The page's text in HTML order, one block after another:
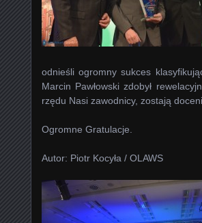
odnieśli ogromny sukces
Marcin Pawłowski zdobył
rzędu Nasi zawodnicy, zostają
Ogromne Gratulacje.
Autor: Piotr Kocyła / OLAWS